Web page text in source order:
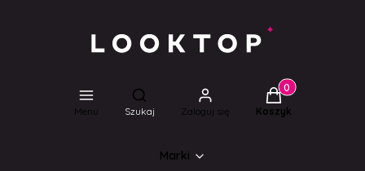
Menu
Otwórz wyszukiwarkę
Szukaj Zaloguj się
Produkty w
Koszyk
Marki